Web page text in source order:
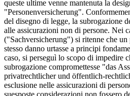
queste ultime venne mantenuta la
"Personenversicherung".
del disegno di legge, la subrogazione
alle assicurazioni non di persone. Nei
("Sachversicherung") si ritenne che
stesso danno urtasse a principi
caso, si perseguì lo scopo di impedire
subrogazione compromettesse "das
privatrechtlicher und öffentlich-
esclusione nelle assicurazioni di
suesposte considerazioni non fossero